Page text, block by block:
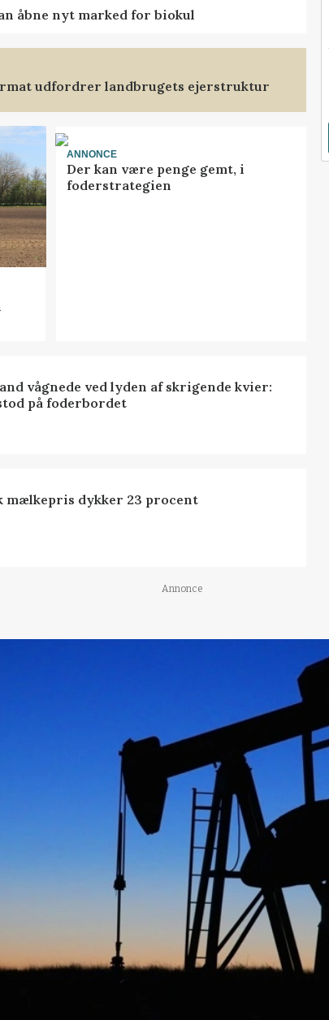
åbne nyt marked for biokul
udfordrer landbrugets ejerstruktur
ANNONCE
Der kan være penge gemt, i
foderstrategien
vågnede ved lyden af skrigende kvier:
på foderbordet
mælkepris dykker 23 procent
Annonce